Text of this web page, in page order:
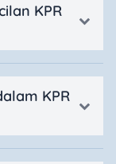
KPR
KPR